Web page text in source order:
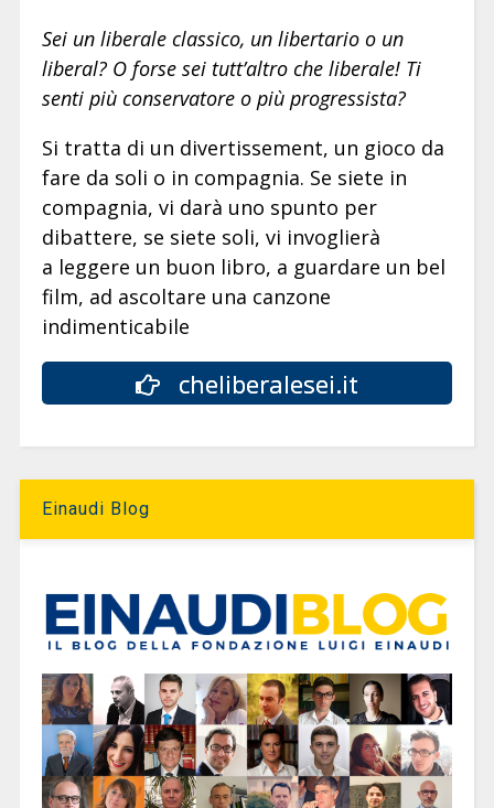
Sei un liberale classico, un libertario o un
liberal? O forse sei tutt’altro che liberale! Ti
senti più conservatore o più progressista?
Si tratta di un divertissement, un gioco da
fare da soli o in compagnia. Se siete in
compagnia, vi darà uno spunto per
dibattere, se siete soli, vi invoglierà
a leggere un buon libro, a guardare un bel
film, ad ascoltare una canzone
indimenticabile
cheliberalesei.it
Einaudi Blog